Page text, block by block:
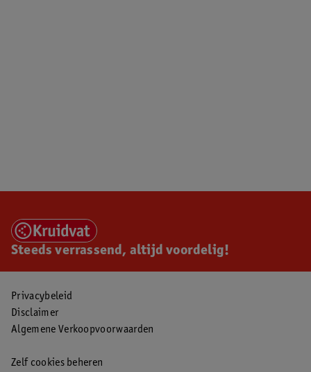
Steeds verrassend, altijd voordelig!
Privacybeleid
Disclaimer
Algemene Verkoopvoorwaarden
Zelf cookies beheren